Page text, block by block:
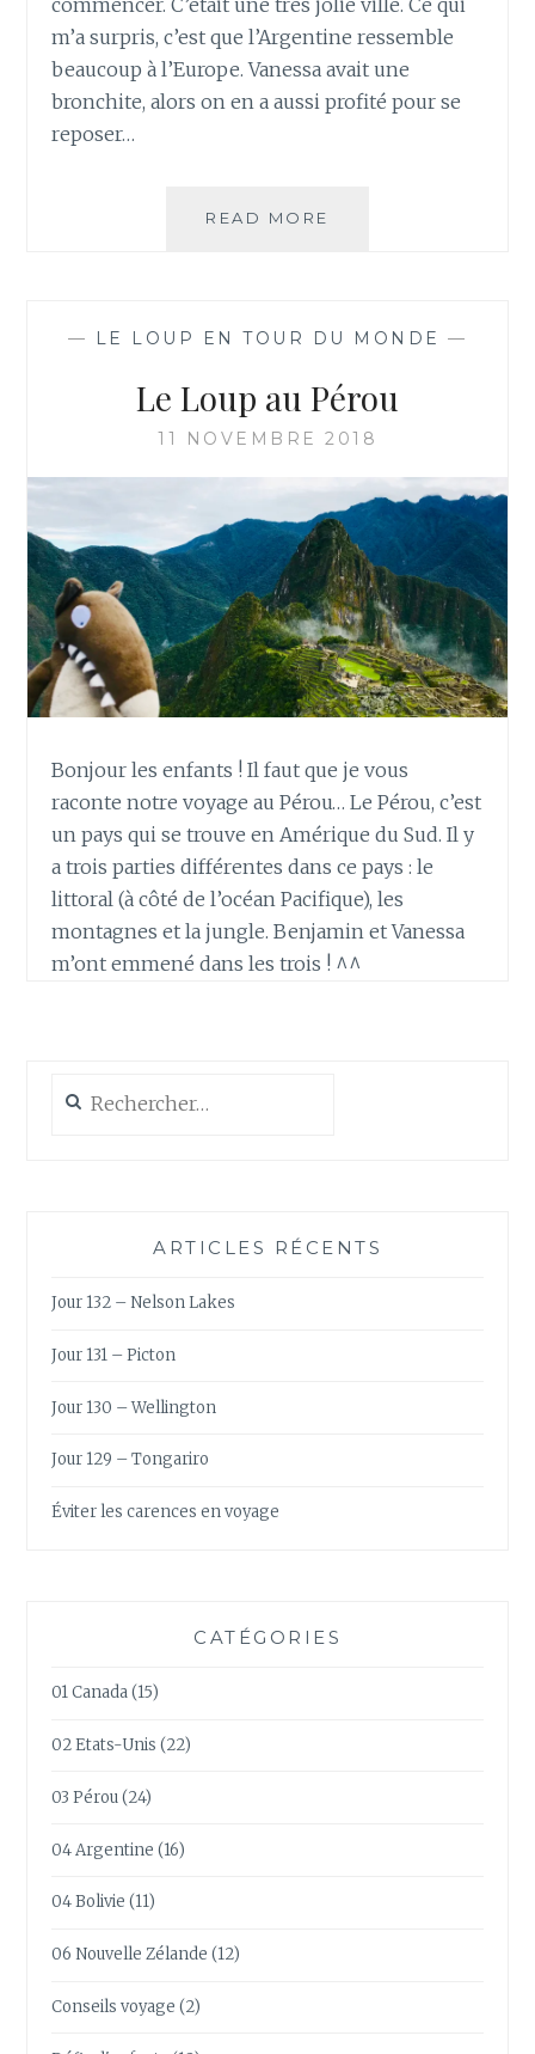
m’a surpris, c’est que l’Argentine ressemble
beaucoup à l’Europe. Vanessa avait une
bronchite, alors on en a aussi profité pour se
reposer…
READ MORE
— LE LOUP EN TOUR DU MONDE —
Le Loup au Pérou
11 NOVEMBRE 2018
Bonjour les enfants ! Il faut que je vous
raconte notre voyage au Pérou… Le Pérou, c’est
un pays qui se trouve en Amérique du Sud. Il y
a trois parties différentes dans ce pays : le
littoral (à côté de l’océan Pacifique), les
montagnes et la jungle. Benjamin et Vanessa
m’ont emmené dans les trois ! ^^
ARTICLES RÉCENTS
Jour 132 – Nelson Lakes
Jour 131 – Picton
Jour 130 – Wellington
Jour 129 – Tongariro
Éviter les carences en voyage
CATÉGORIES
01 Canada(15)
02 Etats-Unis (22)
03 Pérou(24)
04 Argentine (16)
04 Bolivie (11)
06 Nouvelle Zélande (12)
Conseils voyage (2)